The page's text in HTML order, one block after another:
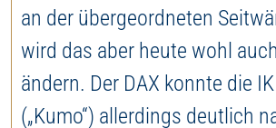
an der übergeordneten
wird das aber heute wohl
ändern. Der DAX konnte die
(„Kumo“) allerdings deutlich